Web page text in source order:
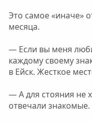
Это самое «иначе»
месяца.
— Если вы меня
каждому своему
в Ейск. Жесткое
— А для стояния не
отвечали знакомые.